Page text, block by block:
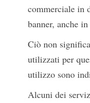
commerciale in
banner, anche
Ciò non
utilizzati per
utilizzo sono
Alcuni dei